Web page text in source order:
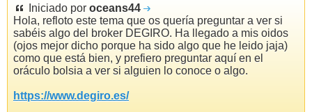
Iniciado por oceans44
Hola, refloto este tema que os quería preguntar a ver si
sabéis algo del broker DEGIRO. Ha llegado a mis oidos
(ojos mejor dicho porque ha sido algo que he leido jaja)
como que está bien, y prefiero preguntar aquí en el
oráculo bolsia a ver si alguien lo conoce o algo.
https://www.degiro.es/